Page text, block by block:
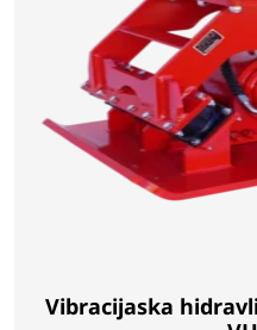
Vibracijaska